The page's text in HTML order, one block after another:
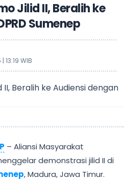
Jilid II, Beralih ke
Sumenep
WIB
– Aliansi Masyarakat
demonstrasi jilid II di
, Madura, Jawa Timur.